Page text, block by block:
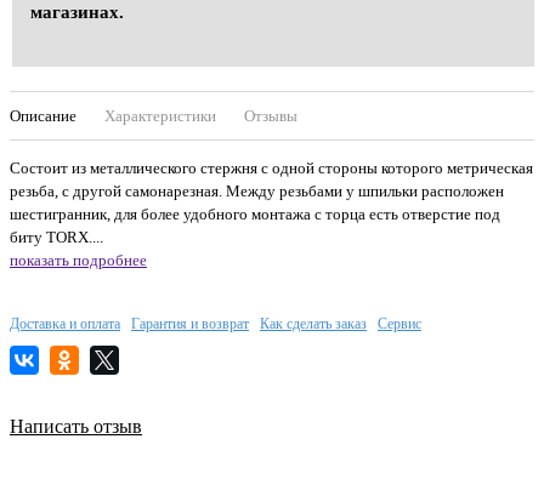
магазинах.
Описание Характеристики Отзывы
Состоит из металлического стержня с одной стороны которого метрическая
резьба, с другой самонарезная. Между резьбами у шпильки расположен
шестигранник, для более удобного монтажа с торца есть отверстие под
биту TORX....
показать подробнее
Доставка и оплата Гарантия и возврат Как сделать заказ Сервис
Написать отзыв